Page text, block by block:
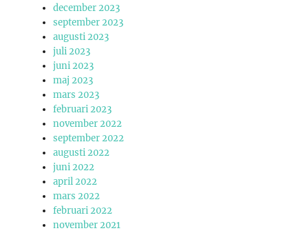
december 2023
september 2023
augusti 2023
juli 2023
juni 2023
maj 2023
mars 2023
februari 2023
november 2022
september 2022
augusti 2022
juni 2022
april 2022
mars 2022
februari 2022
november 2021